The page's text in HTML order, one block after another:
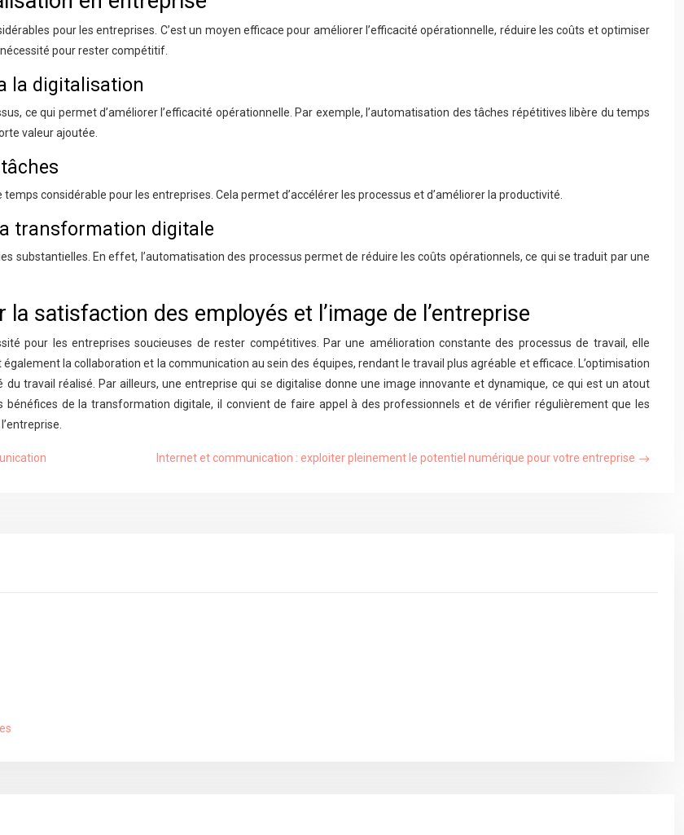
pour les entreprises. C’est un moyen efficace pour améliorer l’efficacité opérationnelle, réduire les coûts et optimiser
pour rester compétitif.
la digitalisation
ce qui permet d’améliorer l’efficacité opérationnelle. Par exemple, l’automatisation des tâches répétitives libère du temps
valeur ajoutée.
considérable pour les entreprises. Cela permet d’accélérer les processus et d’améliorer la productivité.
transformation digitale
substantielles. En effet, l’automatisation des processus permet de réduire les coûts opérationnels, ce qui se traduit par une
satisfaction des employés et l’image de l’entreprise
pour les entreprises soucieuses de rester compétitives. Par une amélioration constante des processus de travail, elle
la collaboration et la communication au sein des équipes, rendant le travail plus agréable et efficace. L’optimisation
travail réalisé. Par ailleurs, une entreprise qui se digitalise donne une image innovante et dynamique, ce qui est un atout
bénéfices de la transformation digitale, il convient de faire appel à des professionnels et de vérifier régulièrement que les
Internet et communication : exploiter pleinement le potentiel numérique pour votre entreprise